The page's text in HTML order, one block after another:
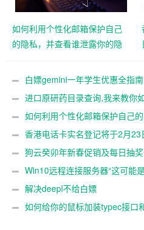
如何利用个性化邮箱保护自己
的隐私，并查看谁泄露你的隐
白嫖gemini一年学生优惠全指南
进口原研药目录查询,我来教你
如何利用个性化邮箱保护自己
私 香港电话卡实名登记将于2月
吗？狗云癸卯年新春促销及每日抽
Win10远程连接服务器“这可能
正”解决办法
解决deepl不给白嫖
如何给你的鼠标加装typec接口